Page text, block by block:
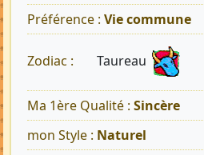
Préférence : Vie commune
Zodiac : Taureau
Ma 1ère Qualité : Sincère
mon Style : Naturel